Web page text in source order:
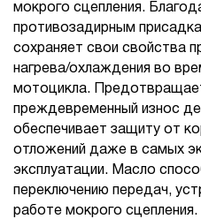
мокрого сцепления.
противозадирным
сохраняет свои свойства
нагрева/охлаждения во
мотоцикла.
преждевременный износ
обеспечивает защиту от
отложений даже в самых
эксплуатации. Масло
переключению передач,
работе мокрого